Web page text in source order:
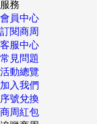
服務
會員中心
訂閱商周
客服中心
常見問題
活動總覽
加入我們
序號兌換
商周紅包